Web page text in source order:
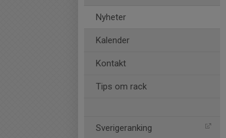
Nyheter
Kalender
Kontakt
Tips om rack
Sverigeranking